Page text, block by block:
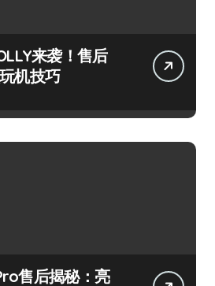
来袭！售后
机技巧
售后揭秘：亮